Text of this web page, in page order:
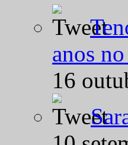
anos
16